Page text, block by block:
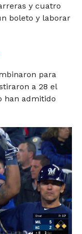
y cuatro
boleto y laborar
para
a 28 el
han admitido